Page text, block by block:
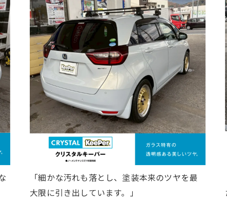
「細かな汚れも落とし、塗装本来のツヤを最
大限に引き出しています。」